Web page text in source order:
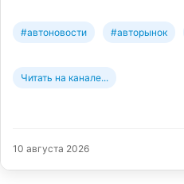
#автоновости #авторынок
Читать на канале...
10 августа 2026